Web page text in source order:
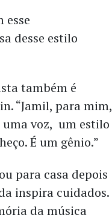
esse
desse estilo
também é
“Jamil, para mim,
uma voz, um estilo
É um gênio.”
para casa depois
inspira cuidados.
da música